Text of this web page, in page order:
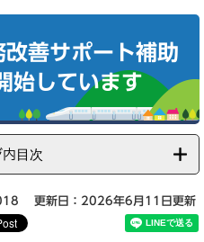
改善サポート補助
始しています
目次
更新日：2026年6月11日更新